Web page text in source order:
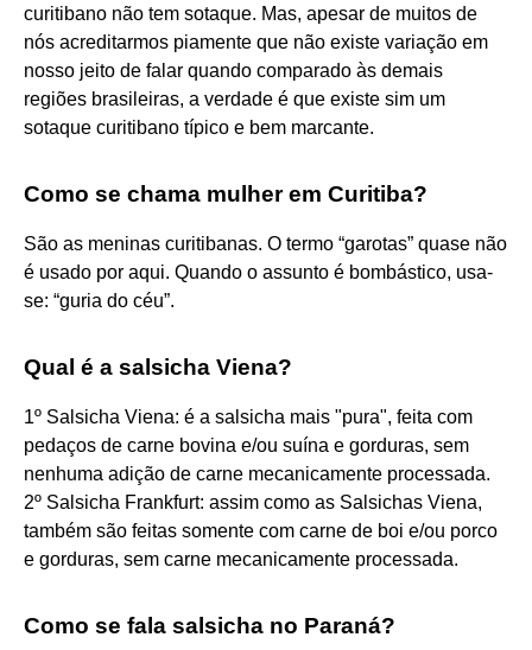
curitibano não tem sotaque. Mas, apesar de muitos de
nós acreditarmos piamente que não existe variação em
nosso jeito de falar quando comparado às demais
regiões brasileiras, a verdade é que existe sim um
sotaque curitibano típico e bem marcante.
Como se chama mulher em Curitiba?
São as meninas curitibanas. O termo “garotas” quase não
é usado por aqui. Quando o assunto é bombástico, usa-
se: “guria do céu”.
Qual é a salsicha Viena?
1º Salsicha Viena: é a salsicha mais "pura", feita com
pedaços de carne bovina e/ou suína e gorduras, sem
nenhuma adição de carne mecanicamente processada.
2º Salsicha Frankfurt: assim como as Salsichas Viena,
também são feitas somente com carne de boi e/ou porco
e gorduras, sem carne mecanicamente processada.
Como se fala salsicha no Paraná?